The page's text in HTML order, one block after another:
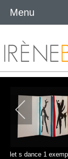
let s dance 1
Menu